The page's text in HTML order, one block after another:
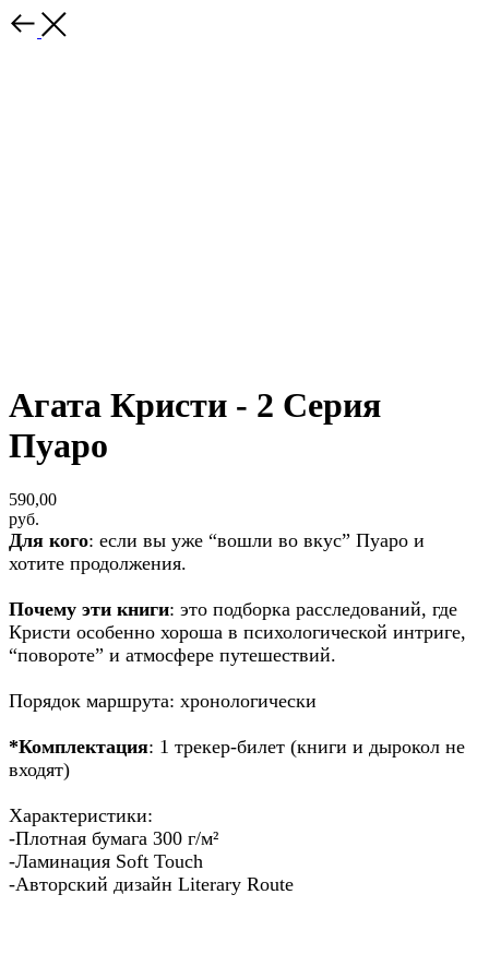
Агата Кристи - 2 Серия
Пуаро
590,00
руб.
Для кого: если вы уже “вошли во вкус” Пуаро и
хотите продолжения.
Почему эти книги: это подборка расследований, где
Кристи особенно хороша в психологической интриге,
“повороте” и атмосфере путешествий.
Порядок маршрута: хронологически
*Комплектация: 1 трекер-билет (книги и дырокол не
входят)
Характеристики:
-Плотная бумага 300 г/м²
-Ламинация Soft Touch
-Авторский дизайн Literary Route